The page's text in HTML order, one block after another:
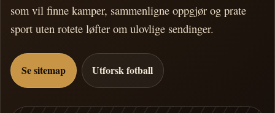
som vil finne kamper, sammenligne oppgjør og prate
sport uten rotete løfter om ulovlige sendinger.
Se sitemap Utforsk fotball